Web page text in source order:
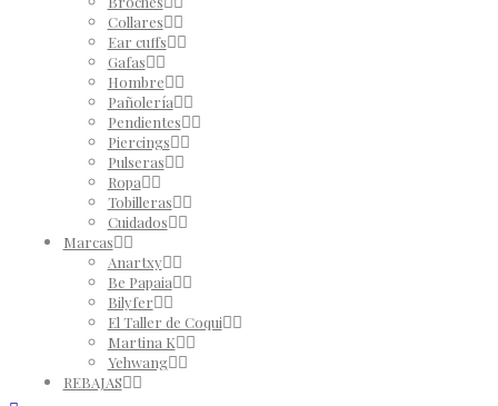
Collares
Ear cuffs
Gafas
Hombre
Pañolería
Pendientes
Piercings
Pulseras
Ropa
Tobilleras
Cuidados
Marcas
Anartxy
Be Papaia
Bilyfer
El Taller de Coqui
Martina K
Yehwang
REBAJAS